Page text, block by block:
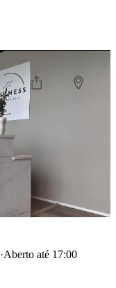
·Aberto até 17:00